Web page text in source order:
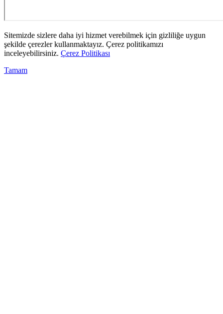
Sitemizde sizlere daha iyi hizmet verebilmek için gizliliğe uygun
şekilde çerezler kullanmaktayız. Çerez politikamızı
inceleyebilirsiniz. Çerez Politikası
Tamam